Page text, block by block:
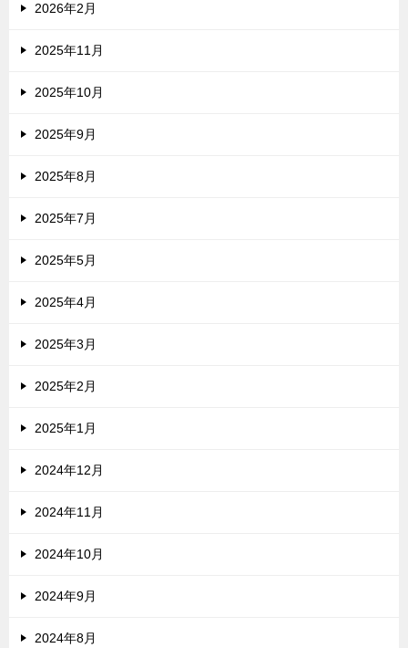
2026年2月
2025年11月
2025年10月
2025年9月
2025年8月
2025年7月
2025年5月
2025年4月
2025年3月
2025年2月
2025年1月
2024年12月
2024年11月
2024年10月
2024年9月
2024年8月